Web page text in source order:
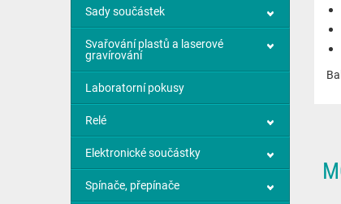
Sady součástek
Svařování plastů a laserové
gravírování
Laboratorní pokusy
Relé
Elektronické součástky
Spínače, přepínače